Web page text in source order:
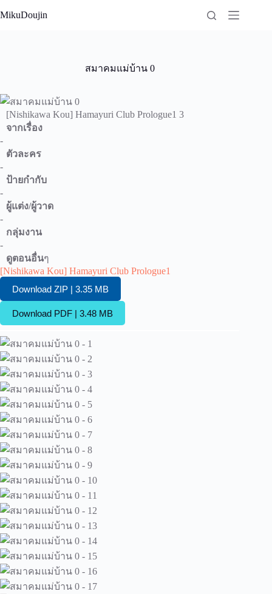
to
MikuDoujin
สมาคมแม่บ้าน 0
[Nishikawa Kou] Hamayuri Club Prologue1 3
จากเรื่อง
-
ตัวละคร
-
ป้ายกำกับ
-
ผู้แต่ง/ผู้วาด
-
กลุ่มงาน
-
ดูตอนอื่นๆ
[Nishikawa Kou] Hamayuri Club Prologue1
Download ZIP | 3.35 MB
Download PDF | 3.48 MB